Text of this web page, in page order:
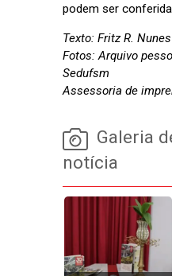
podem ser
Texto: Fritz R. Nunes
Fotos: Arquivo
Sedufsm
Assessoria de
Galeria
notícia